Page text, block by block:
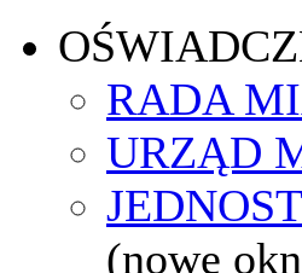
RADA
URZĄD
(nowe